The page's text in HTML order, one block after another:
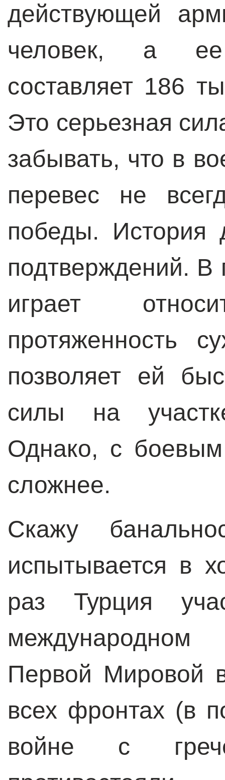
действующей
человек, а
составляет 186
Это серьезная
забывать, что в
перевес не
победы. История
подтверждений. В
играет
протяженность
позволяет ей
силы на
Однако, с
сложнее.
Скажу
испытывается в
раз Турция
Первой Мировой
всех фронтах (в
войне с